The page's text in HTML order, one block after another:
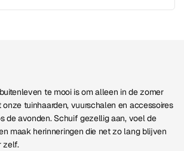
te mooi is om alleen in de zomer
tuinhaarden, vuurschalen en accessoires
de avonden. Schuif gezellig aan, voel de
maak herinneringen die net zo lang blijven
zelf.